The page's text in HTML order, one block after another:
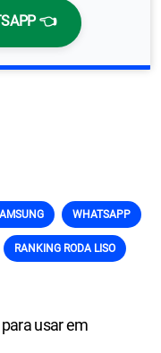
👈
WHATSAPP
RANKING RODA LISO
usar em